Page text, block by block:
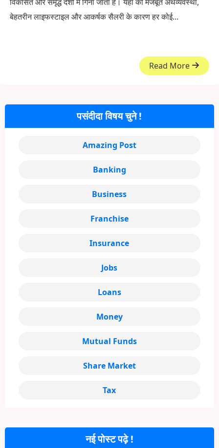
बेहतरीन लाइफस्टाइल और आकर्षक सैलरी के कारण हर कोई...
Read More
नई पोस्ट पढ़े !
पसंदीदा विषय चुने !
Amazing Post
Banking
Business
Franchise
Insurance
Jobs
Loans
Money
Mutual Funds
Share Market
Tax